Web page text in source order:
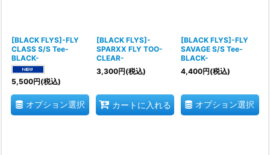
[BLACK FLYS]-FLY
CLASS S/S Tee-
BLACK-
5,500円(税込)
オプション選択
[BLACK FLYS]-
SPARXX FLY TOO-
CLEAR-
3,300円(税込)
カートに入れる
[BLACK FLYS]-FLY
SAVAGE S/S Tee-
BLACK-
4,400円(税込)
オプション選択